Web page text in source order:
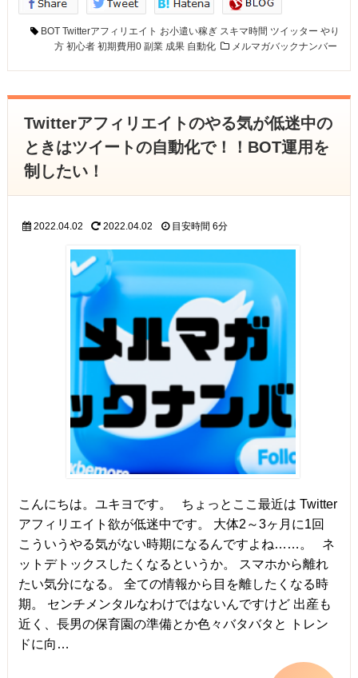
BOT Twitterアフィリエイト お小遣い稼ぎ スキマ時間 ツイッター やり
方 初心者 初期費用0 副業 成果 自動化 メルマガバックナンバー
Twitterアフィリエイトのやる気が低迷中の
ときはツイートの自動化で！！BOT運用を
制したい！
2022.04.02 2022.04.02 目安時間 6分
こんにちは。ユキヨです。 ちょっとここ最近は Twitter
アフィリエイト欲が低迷中です。 大体2～3ヶ月に1回
こういうやる気がない時期になるんですよね……。 ネ
ットデトックスしたくなるというか。 スマホから離れ
たい気分になる。 全ての情報から目を離したくなる時
期。 センチメンタルなわけではないんですけど 出産も
近く、長男の保育園の準備とか色々バタバタと トレン
ドに向…